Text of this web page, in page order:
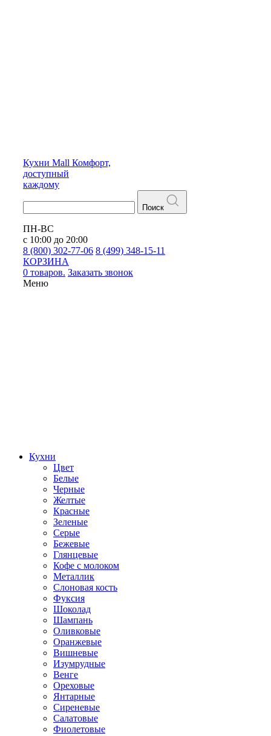
Кухни Mall Комфорт,
доступный
каждому
Поиск
ПН-ВС
с 10:00 до 20:00
8 (800) 302-77-06 8 (499) 348-15-11
КОРЗИНА
0 товаров. Заказать звонок
Меню
Кухни
Цвет
Белые
Черные
Желтые
Красные
Зеленые
Серые
Бежевые
Глянцевые
Кофе с молоком
Металлик
Слоновая кость
Фуксия
Шоколад
Шампань
Оливковые
Оранжевые
Вишневые
Изумрудные
Венге
Ореховые
Янтарные
Сиреневые
Салатовые
Фиолетовые